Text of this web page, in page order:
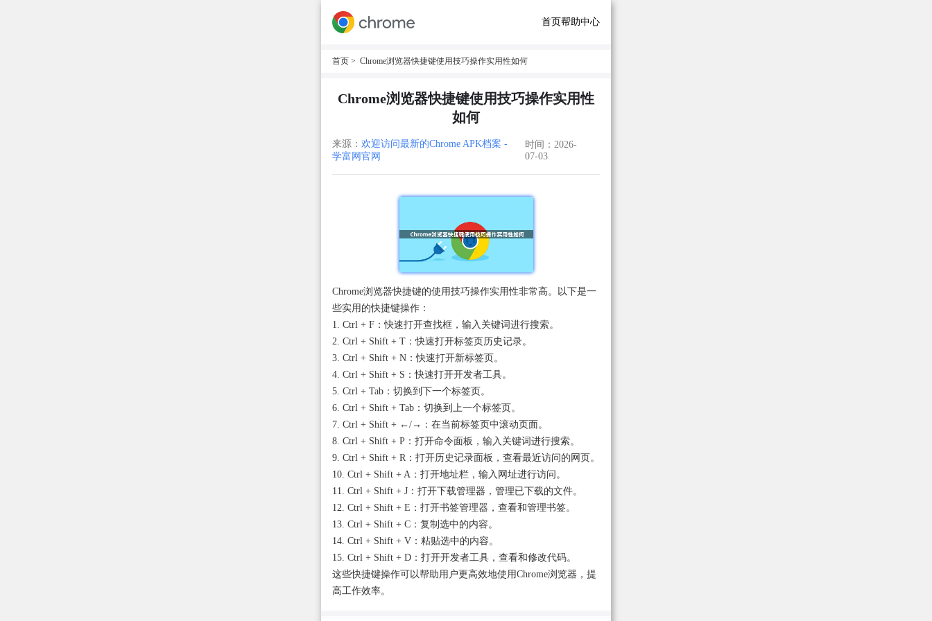
首页帮助中心
首页 > Chrome浏览器快捷键使用技巧操作实用性如何
Chrome浏览器快捷键使用技巧操作实用性
如何
来源： 欢迎访问最新的Chrome APK档案 -
学富网官网
时间：2026-
07-03
Chrome浏览器快捷键的使用技巧操作实用性非常高。以下是一
些实用的快捷键操作：
1. Ctrl + F：快速打开查找框，输入关键词进行搜索。
2. Ctrl + Shift + T：快速打开标签页历史记录。
3. Ctrl + Shift + N：快速打开新标签页。
4. Ctrl + Shift + S：快速打开开发者工具。
5. Ctrl + Tab：切换到下一个标签页。
6. Ctrl + Shift + Tab：切换到上一个标签页。
7. Ctrl + Shift + ←/→：在当前标签页中滚动页面。
8. Ctrl + Shift + P：打开命令面板，输入关键词进行搜索。
9. Ctrl + Shift + R：打开历史记录面板，查看最近访问的网页。
10. Ctrl + Shift + A：打开地址栏，输入网址进行访问。
11. Ctrl + Shift + J：打开下载管理器，管理已下载的文件。
12. Ctrl + Shift + E：打开书签管理器，查看和管理书签。
13. Ctrl + Shift + C：复制选中的内容。
14. Ctrl + Shift + V：粘贴选中的内容。
15. Ctrl + Shift + D：打开开发者工具，查看和修改代码。
这些快捷键操作可以帮助用户更高效地使用Chrome浏览器，提
高工作效率。